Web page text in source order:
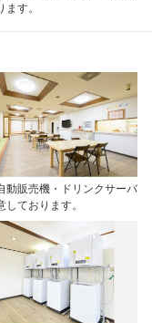
す。
動販売機・ドリンクサーバ
しております。